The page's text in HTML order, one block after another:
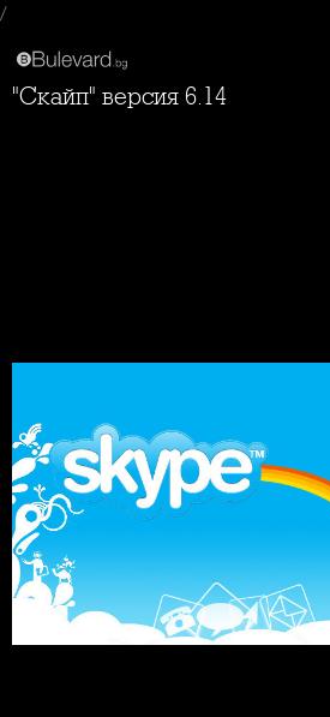
/
"Скайп" версия 6.14